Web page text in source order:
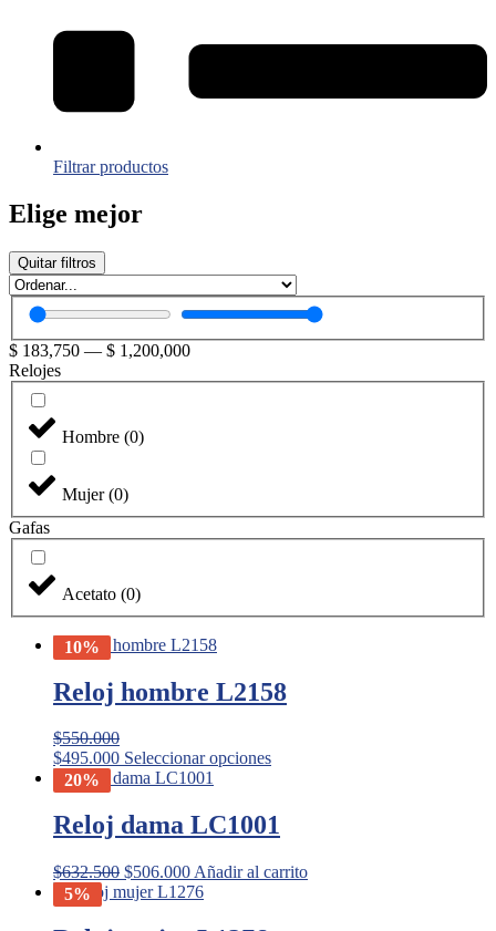
Filtrar productos
Elige mejor
Quitar filtros
$ 183,750 — $ 1,200,000
Relojes
Hombre (0)
Mujer(0)
Gafas
Acetato (0)
10%
Reloj hombre L2158
$550.000
$495.000 Seleccionar opcionesEste
múltiples
variantes.
opciones
20%
Reloj dama LC1001
$632.500 $506.000 Añadir al carrito
5%